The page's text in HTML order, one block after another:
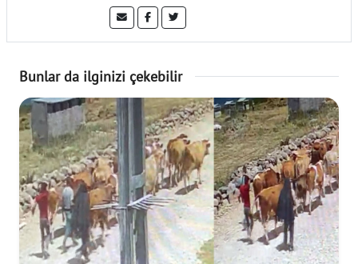
Bunlar da ilginizi çekebilir